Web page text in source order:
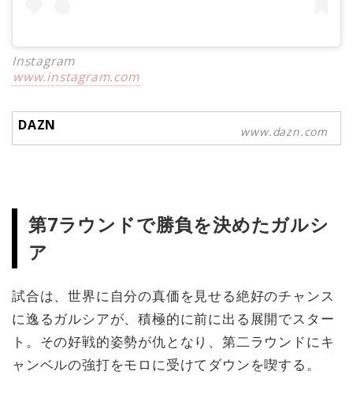
Instagram
www.instagram.com
DAZN www.dazn.com
第7ラウンドで勝負を決めたガルシ
ア
試合は、世界に自分の真価を見せる絶好のチャンス
に逸るガルシアが、積極的に前に出る展開でスター
ト。その好戦的姿勢が仇となり、第二ラウンドにキ
ャンベルの強打をモロに受けてダウンを喫する。